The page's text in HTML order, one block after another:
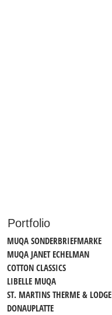
Portfolio
MUQA SONDERBRIEFMARKE
MUQA JANET ECHELMAN
COTTON CLASSICS
LIBELLE MUQA
ST. MARTINS THERME & LODGE
DONAUPLATTE